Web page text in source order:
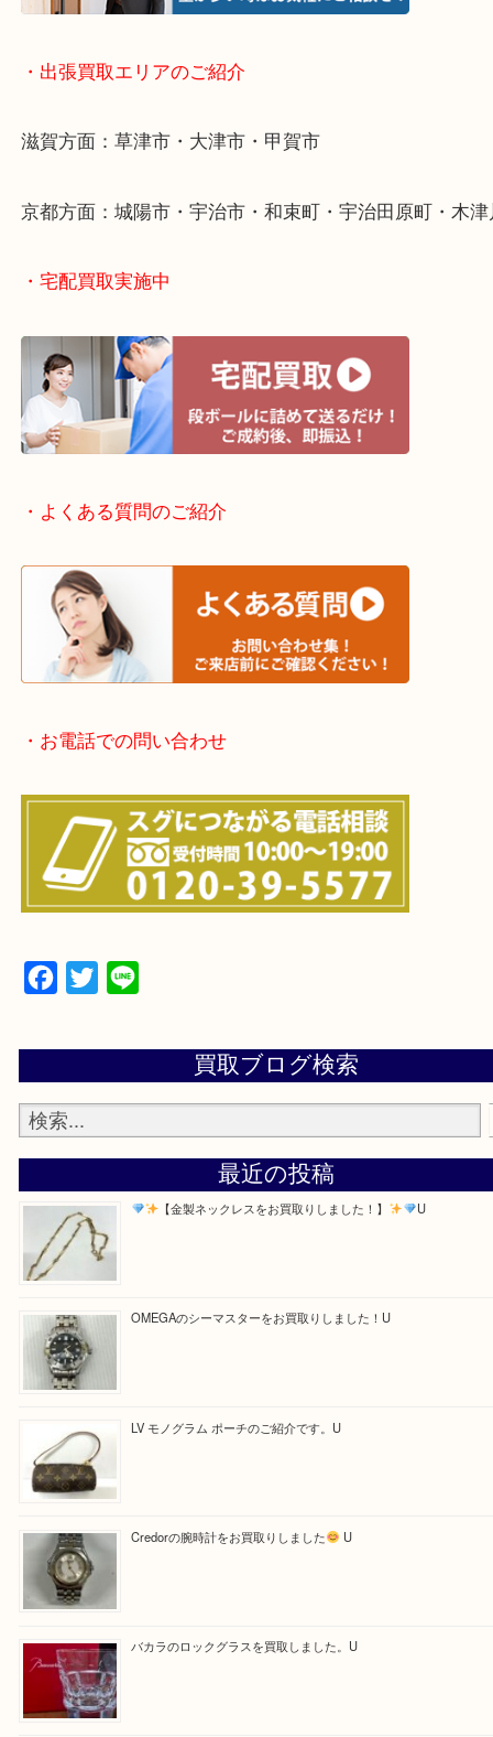
・出張買取エリアのご紹介
滋賀方面：草津市・大津市・甲賀市
京都方面：城陽市・宇治市・和束町・宇治田原町・
・宅配買取実施中
・よくある質問のご紹介
・お電話での問い合わせ
Facebook
Twitter
Line
買取ブログ検索
最近の投稿